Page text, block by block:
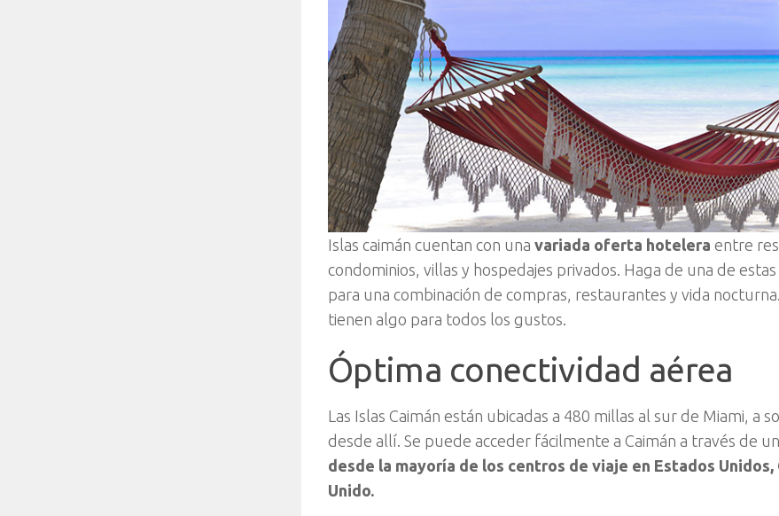
Islas caimán cuentan con una variada oferta hotelera entre
condominios, villas y hospedajes privados. Haga de una de
para una combinación de compras, restaurantes y vida
tienen algo para todos los gustos.
Óptima conectividad aérea
Las Islas Caimán están ubicadas a 480 millas al sur de Miami, a
desde allí. Se puede acceder fácilmente a Caimán a través de un
desde la mayoría de los centros de viaje en Estados Unidos,
Unido.